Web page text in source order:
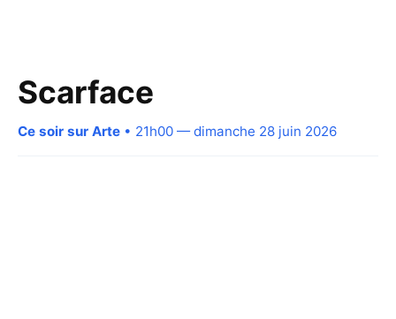
Scarface
Ce soir sur Arte • 21h00 — dimanche 28 juin 2026